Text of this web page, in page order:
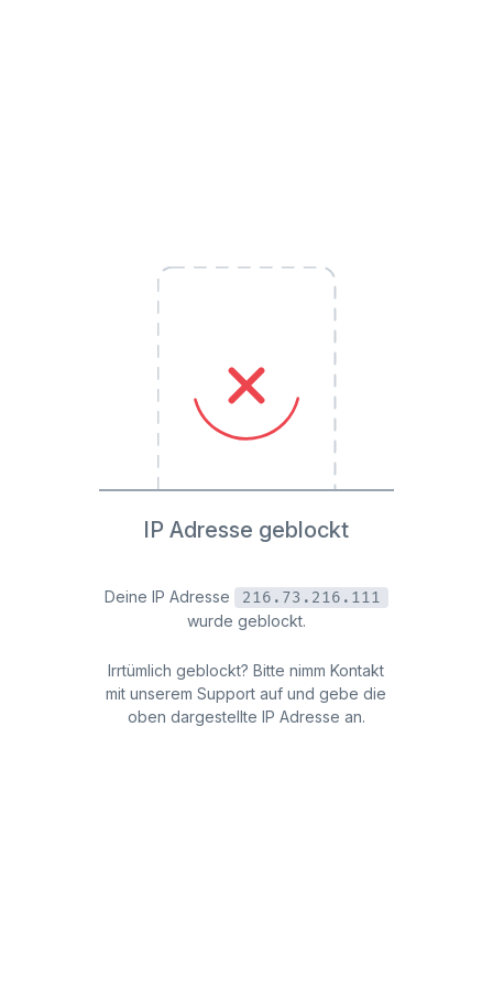
IP Adresse geblockt
Deine IP Adresse
216.73.216.111
wurde geblockt.
Irrtümlich geblockt? Bitte nimm Kontakt
mit unserem Support auf und gebe die
oben dargestellte IP Adresse an.